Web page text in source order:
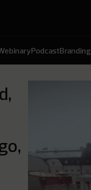
PodcastBranding